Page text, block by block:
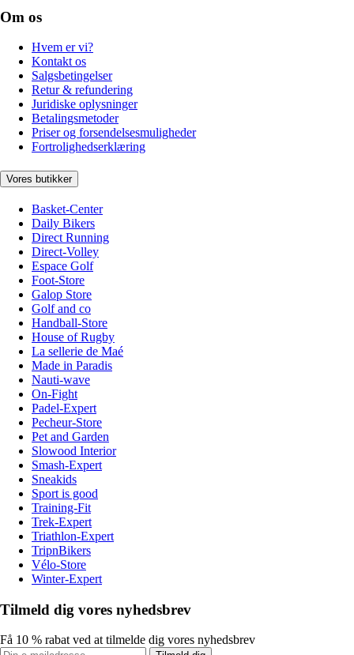
Om os
Hvem er vi?
Kontakt os
Salgsbetingelser
Retur & refundering
Juridiske oplysninger
Betalingsmetoder
Priser og forsendelsesmuligheder
Fortrolighedserklæring
Vores butikker
Basket-Center
Daily Bikers
Direct Running
Direct-Volley
Espace Golf
Foot-Store
Galop Store
Golf and co
Handball-Store
House of Rugby
La sellerie de Maé
Made in Paradis
Nauti-wave
On-Fight
Padel-Expert
Pecheur-Store
Pet and Garden
Slowood Interior
Smash-Expert
Sneakids
Sport is good
Training-Fit
Trek-Expert
Triathlon-Expert
TripnBikers
Vélo-Store
Winter-Expert
Tilmeld dig vores nyhedsbrev
Få 10 % rabat ved at tilmelde dig vores nyhedsbrev